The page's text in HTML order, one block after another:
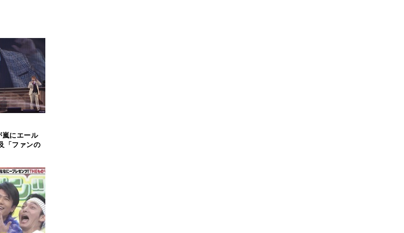
嵐にエール
「ファンの